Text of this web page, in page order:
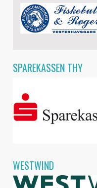
SPAREKASSEN THY
WESTWIND